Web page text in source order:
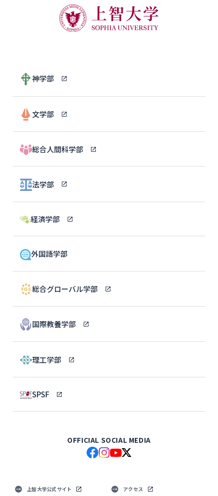
神学部
文学部
総合人間科学部
法学部
経済学部
外国語学部
総合グローバル学部
国際教養学部
理工学部
SPSF
OFFICIAL SOCIAL MEDIA
上智大学公式サイト アクセス